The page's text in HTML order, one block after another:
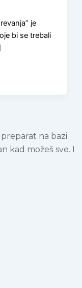
je
bi se trebali
na bazi
kad možeš sve. I